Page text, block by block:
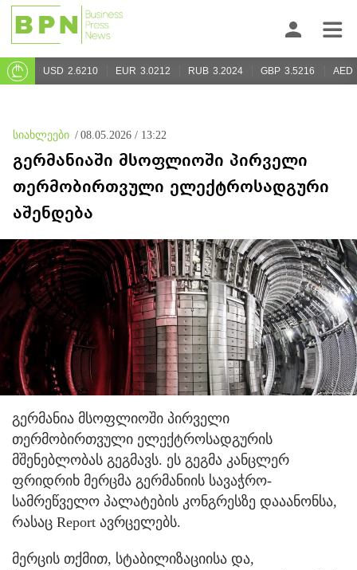
USD 2.6210 EUR 3.0212 RUB 3.2024 GBP 3.5216 AED
სიახლეები / 08.05.2026 / 13:22
გერმანიაში მსოფლიოში პირველი
თერმობირთვული ელექტროსადგური
აშენდება
გერმანია მსოფლიოში პირველი
თერმობირთვული ელექტროსადგურის
მშენებლობას გეგმავს. ეს გეგმა კანცლერ
ფრიდრიხ მერცმა გერმანიის სავაჭრო-
სამრეწველო პალატების კონგრესზე დააანონსა,
რასაც Report ავრცელებს.
მერცის თქმით, სტაბილიზაციისა და,